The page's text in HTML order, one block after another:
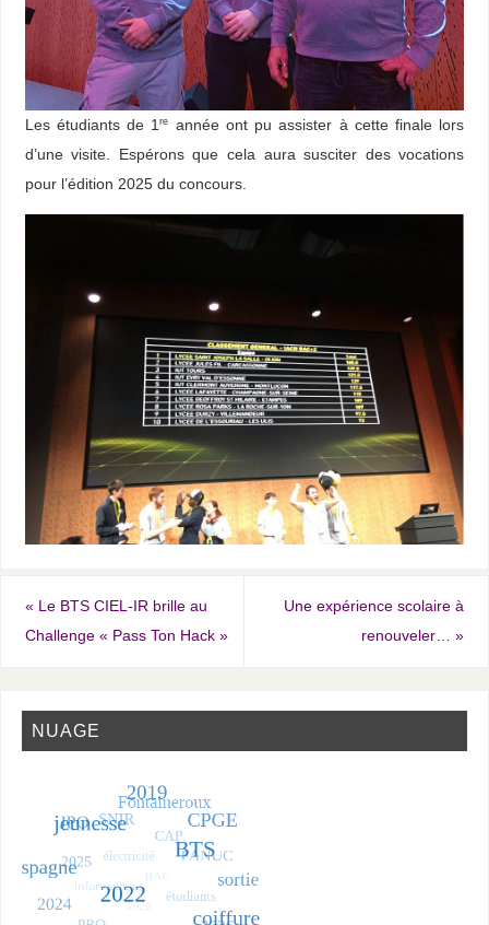
Les étudiants de 1re
année ont pu assister à cette finale lors
d’une visite. Espérons que cela aura susciter des vocations
pour l’édition 2025 du concours.
« Le BTS CIEL-IR brille au
Challenge « Pass Ton Hack »
Une expérience scolaire à
renouveler…»
NUAGE